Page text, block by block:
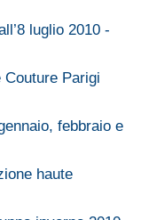
luglio 2010 -
Parigi
febbraio e
haute